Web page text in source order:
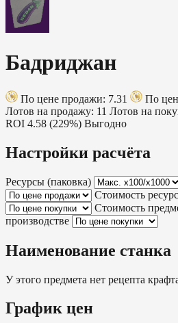
Бадриджан
По цене продажи: 7.31
По
Лотов на продажу: 11 Лотов на
ROI 4.58 (229%) Выгодно
Настройки расчёта
Ресурсы (паковка)
Стоимость
Стоимость
производстве
Наименование станка
У этого предмета нет рецепта
График цен